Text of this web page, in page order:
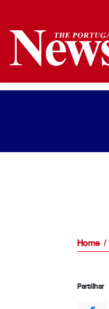
Home
Partilhar